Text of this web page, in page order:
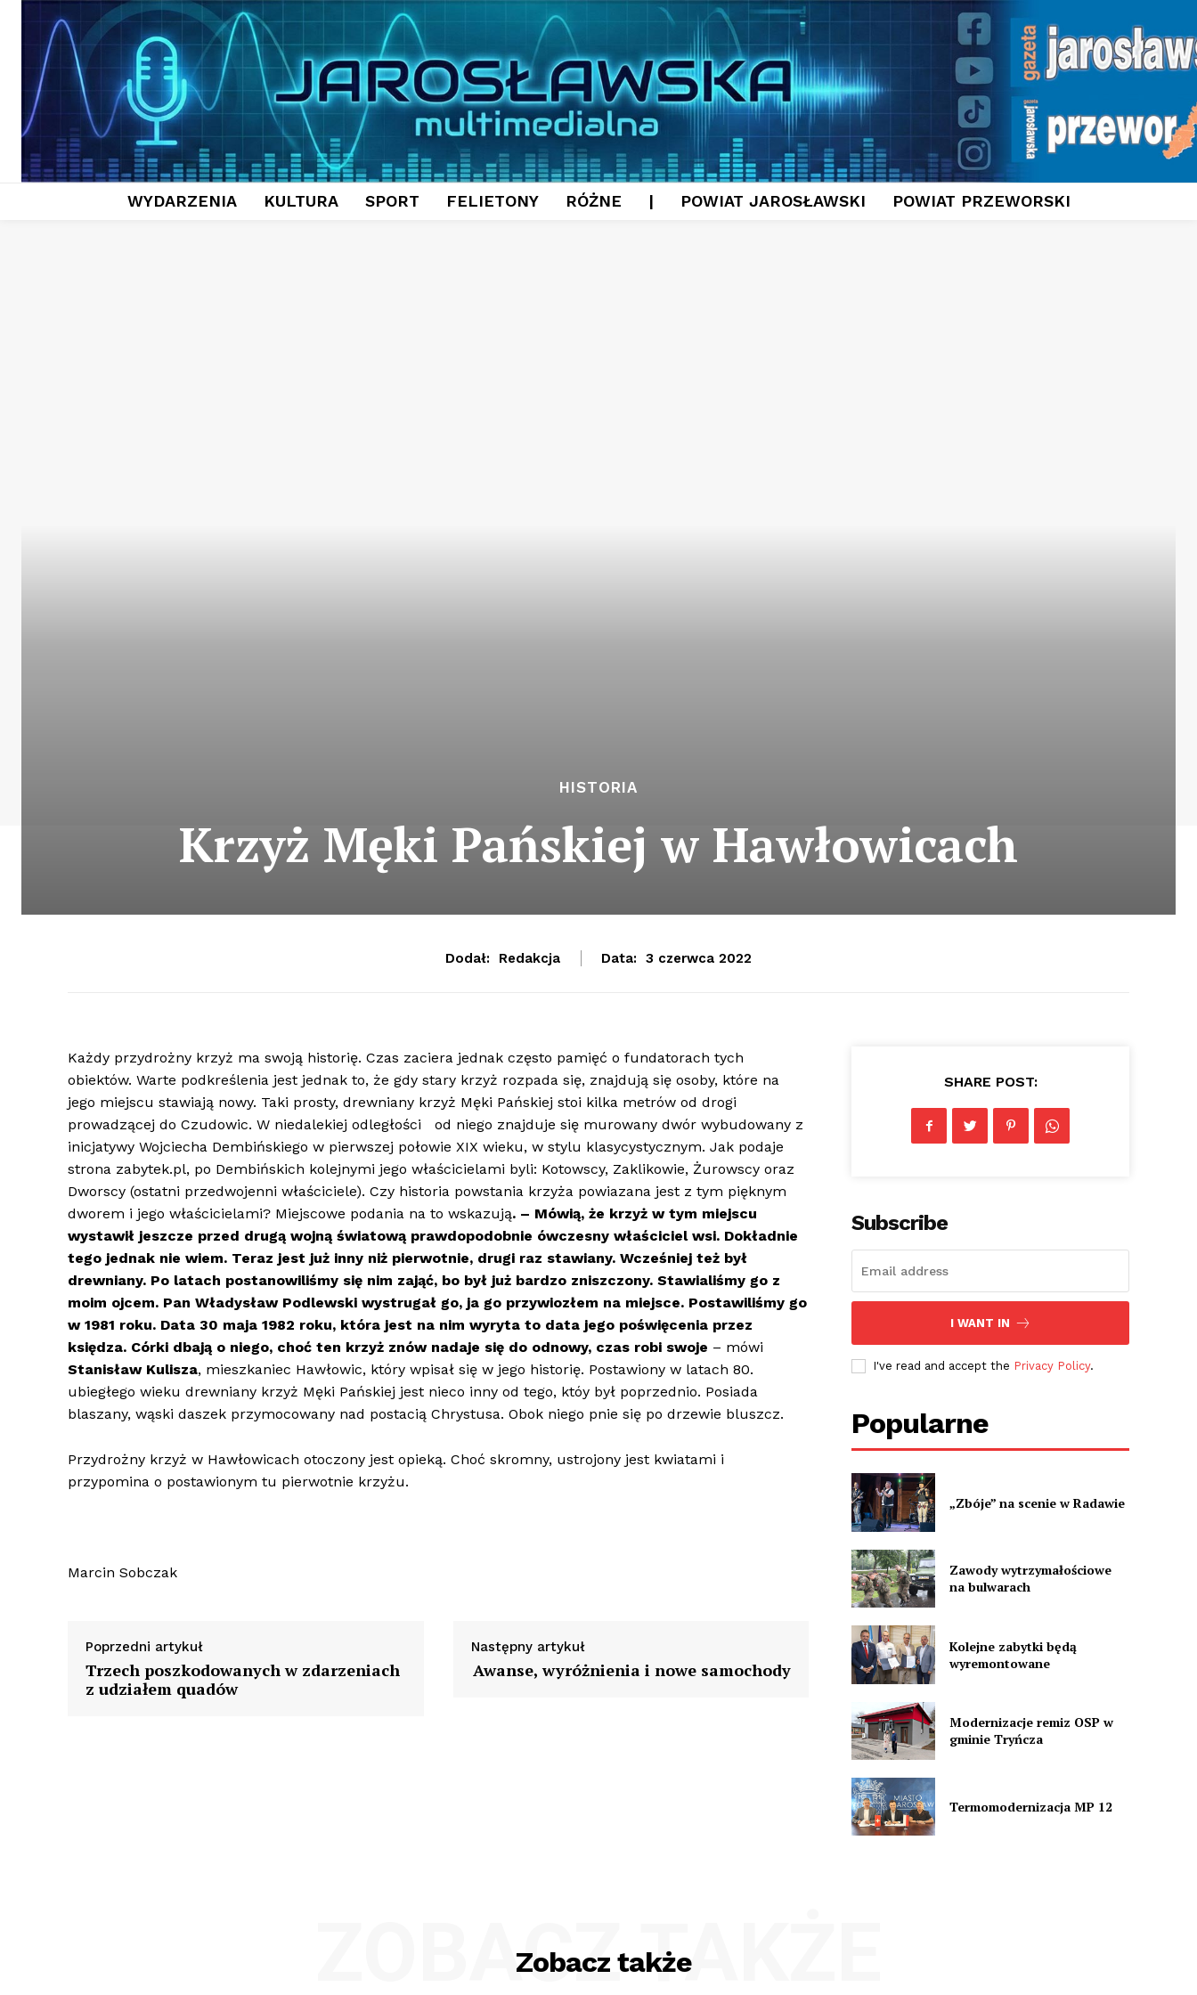
WYDARZENIA KULTURA SPORT FELIETONY RÓŻNE | POWIAT JAROSŁAWSKI POWIAT PRZEWORSKI
HISTORIA
Krzyż Męki Pańskiej w Hawłowicach
Dodał: Redakcja Data: 3 czerwca 2022
Każdy przydrożny krzyż ma swoją historię. Czas zaciera jednak często pamięć o fundatorach tych
obiektów. Warte podkreślenia jest jednak to, że gdy stary krzyż rozpada się, znajdują się osoby, które na
jego miejscu stawiają nowy. Taki prosty, drewniany krzyż Męki Pańskiej stoi kilka metrów od drogi
prowadzącej do Czudowic. W niedalekiej odległości od niego znajduje się murowany dwór wybudowany z
inicjatywy Wojciecha Dembińskiego w pierwszej połowie XIX wieku, w stylu klasycystycznym. Jak podaje
strona zabytek.pl, po Dembińskich kolejnymi jego właścicielami byli: Kotowscy, Zaklikowie, Żurowscy oraz
Dworscy (ostatni przedwojenni właściciele). Czy historia powstania krzyża powiazana jest z tym pięknym
dworem i jego właścicielami? Miejscowe podania na to wskazują. – Mówią, że krzyż w tym miejscu
wystawił jeszcze przed drugą wojną światową prawdopodobnie ówczesny właściciel wsi. Dokładnie
tego jednak nie wiem. Teraz jest już inny niż pierwotnie, drugi raz stawiany. Wcześniej też był
drewniany. Po latach postanowiliśmy się nim zająć, bo był już bardzo zniszczony. Stawialiśmy go z
moim ojcem. Pan Władysław Podlewski wystrugał go, ja go przywiozłem na miejsce. Postawiliśmy go
w 1981 roku. Data 30 maja 1982 roku, która jest na nim wyryta to data jego poświęcenia przez
księdza. Córki dbają o niego, choć ten krzyż znów nadaje się do odnowy, czas robi swoje – mówi
Stanisław Kulisza, mieszkaniec Hawłowic, który wpisał się w jego historię. Postawiony w latach 80.
ubiegłego wieku drewniany krzyż Męki Pańskiej jest nieco inny od tego, któy był poprzednio. Posiada
blaszany, wąski daszek przymocowany nad postacią Chrystusa. Obok niego pnie się po drzewie bluszcz.
Przydrożny krzyż w Hawłowicach otoczony jest opieką. Choć skromny, ustrojony jest kwiatami i
przypomina o postawionym tu pierwotnie krzyżu.
Marcin Sobczak
Poprzedni artykuł
Trzech poszkodowanych w zdarzeniach
z udziałem quadów
Następny artykuł
Awanse, wyróżnienia i nowe samochody
SHARE POST:
Subscribe
I WANT IN
I've read and accept the Privacy Policy.
Popularne
„Zbóje” na scenie w Radawie
Zawody wytrzymałościowe
na bulwarach
Kolejne zabytki będą
wyremontowane
Modernizacje remiz OSP w
gminie Tryńcza
Termomodernizacja MP 12
Zobacz także
ZOBACZ TAKŻE